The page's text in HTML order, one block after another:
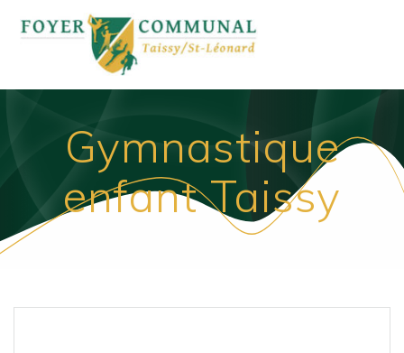
au
contenu
Gymnastique
enfant Taissy